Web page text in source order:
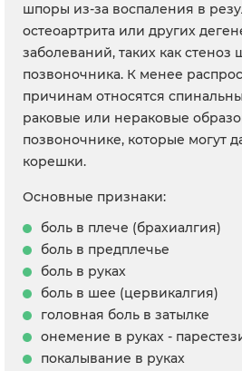
шпоры из-за воспаления в
остеоартрита или других
заболеваний, таких как стеноз
позвоночника. К менее
причинам относятся
раковые или нераковые
позвоночнике, которые могут
корешки.
Основные признаки:
боль в плече (брахиалгия)
боль в предплечье
боль в руках
боль в шее (цервикалгия)
головная боль в затылке
онемение в руках -
покалывание в руках